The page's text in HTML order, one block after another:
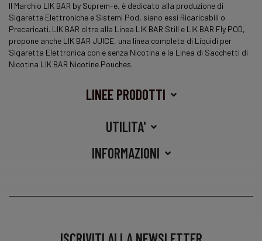
Il Marchio LIK BAR by Suprem-e, è dedicato alla produzione di
Sigarette Elettroniche e Sistemi Pod, siano essi Ricaricabili o
Precaricati. LIK BAR oltre alla Linea LIK BAR Still e LIK BAR Fly POD,
propone anche LIK BAR JUICE, una linea completa di Liquidi per
Sigaretta Elettronica con e senza Nicotina e la Linea di Sacchetti di
Nicotina LIK BAR Nicotine Pouches.
LINEE PRODOTTI
UTILITA'
INFORMAZIONI